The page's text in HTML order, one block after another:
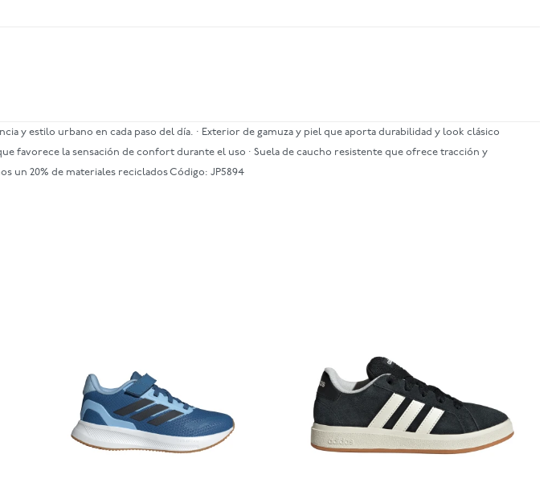
y estilo urbano en cada paso del día. · Exterior de gamuza y piel que aporta durabilidad y look clásico
favorece la sensación de confort durante el uso · Suela de caucho resistente que ofrece tracción y
un 20% de materiales reciclados Código: JP5894